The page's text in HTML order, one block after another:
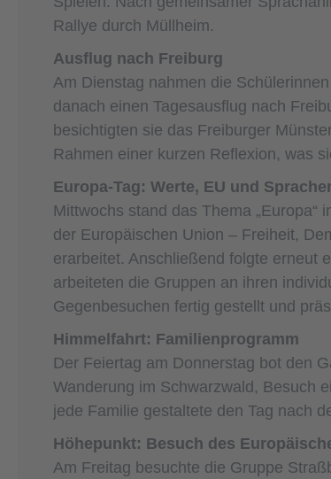
Rallye durch Müllheim.
Ausflug nach Freiburg
Am Dienstag nahmen die
danach einen Tagesausflug nach
besichtigten sie das Freiburger
Rahmen einer kurzen Reflexion, was
Europa‑Tag: Werte, EU und
Mittwochs stand das Thema
der Europäischen Union – Freiheit,
erarbeitet. Anschließend folgte erneut
arbeiteten die Gruppen an ihren
Gegenbesuchen fertig gestellt und
Himmelfahrt: Familienprogramm
Der Feiertag am Donnerstag bot den
Wanderung im Schwarzwald, Besuch
jede Familie gestaltete den Tag nach
Höhepunkt: Besuch des
Am Freitag besuchte die Gruppe